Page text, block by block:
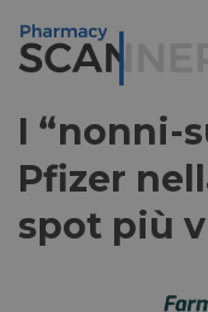
I “nonni-
Pfizer
spot più